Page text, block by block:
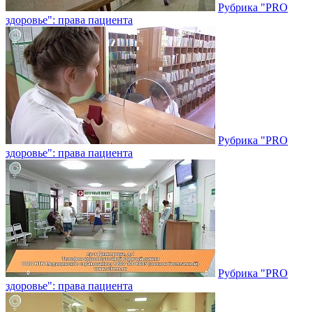
Рубрика "PRO
здоровье": права пациента
Рубрика "PRO
здоровье": права пациента
Рубрика "PRO
здоровье": права пациента